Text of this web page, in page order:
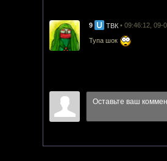
9 ТВК • 09:46:12, 09-
Тупа шок